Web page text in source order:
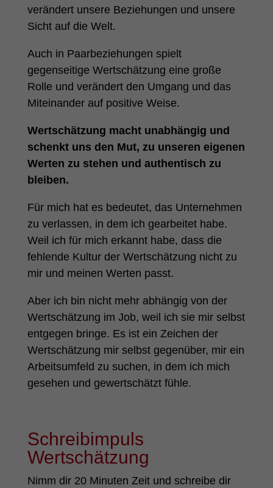
verändert unsere Beziehungen und unsere
Sicht auf die Welt.
Auch in Paarbeziehungen spielt
gegenseitige Wertschätzung eine große
Rolle und verändert den Umgang und das
Miteinander auf positive Weise.
Wertschätzung macht unabhängig und
schenkt uns den Mut, zu unseren eigenen
Werten zu stehen und authentisch zu
bleiben.
Für mich hat es bedeutet, das Unternehmen
zu verlassen, in dem ich gearbeitet habe.
Weil ich für mich erkannt habe, dass die
fehlende Kultur der Wertschätzung nicht zu
mir und meinen Werten passt.
Aber ich bin nicht mehr abhängig von der
Wertschätzung im Job, weil ich sie mir selbst
entgegen bringe. Es ist ein Zeichen der
Wertschätzung mir selbst gegenüber, mir ein
Arbeitsumfeld zu suchen, in dem ich mich
gesehen und gewertschätzt fühle.
Schreibimpuls
Wertschätzung
Nimm dir 20 Minuten Zeit und schreibe dir